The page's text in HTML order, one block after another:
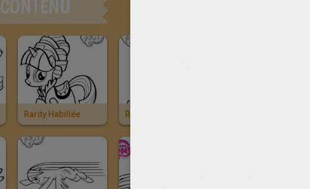
Rarity Habillée